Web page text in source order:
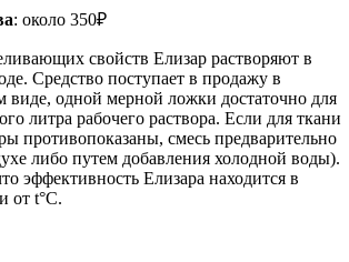
: около 350₽
свойств Елизар растворяют в
Средство поступает в продажу в
виде, одной мерной ложки достаточно для
литра рабочего раствора. Если для ткани
противопоказаны, смесь предварительно
либо путем добавления холодной воды).
эффективность Елизара находится в
от t°С.